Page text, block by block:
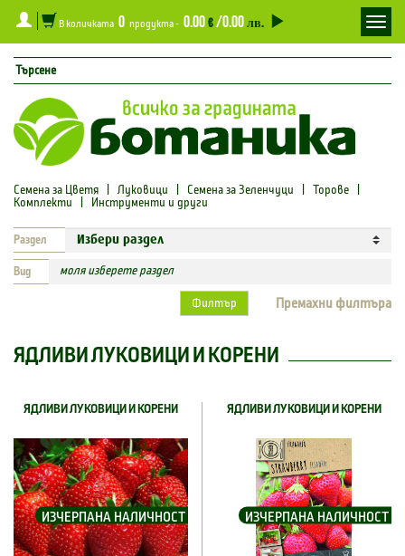
В количката 0 продукта - 0.00€/0.00лв.
Семена за Цветя |Луковици Семена за Зеленчуци Торове
Комплекти
Инструменти и други
Раздел
Вид моля изберете раздел
Филтър Премахни филтъра
ЯДЛИВИ ЛУКОВИЦИ И КОРЕНИ
ИЗЧЕРПАНА НАЛИЧНОСТ
ЯДЛИВИ ЛУКОВИЦИ И КОРЕНИ
ИЗЧЕРПАНА НАЛИЧНОСТ
ЯДЛИВИ ЛУКОВИЦИ И КОРЕНИ